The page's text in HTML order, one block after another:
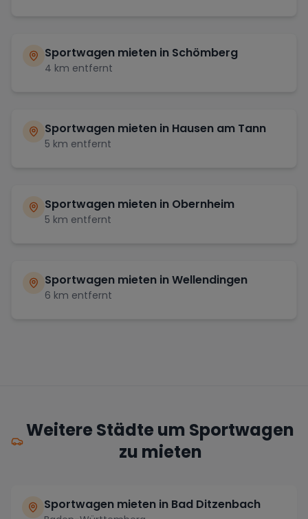
Sportwagen mieten in Schömberg
4 km entfernt
Sportwagen mieten in Hausen am Tann
5 km entfernt
Sportwagen mieten in Obernheim
5 km entfernt
Sportwagen mieten inWellendingen
6 km entfernt
Weitere Städte um Sportwagen
zu mieten
Sportwagen mieten in Bad Ditzenbach